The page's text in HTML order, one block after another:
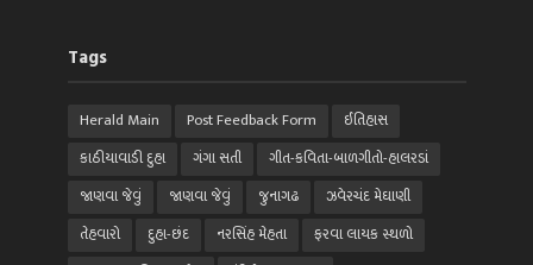
Tags
Herald Main Post Feedback Form
ઈતિહાસ
કાઠીયાવાડી દુહા
ગંગા સતી
ગીત-કવિતા-બાળગીતો-હાલરડાં
જાણવા જેવું
જાણવા જેવું જુનાગઢ
ઝવેરચંદ મેઘાણી
તેહવારો
દુહા-છંદ નરસિંહ મેહતા
ફરવા લાયક સ્થળો